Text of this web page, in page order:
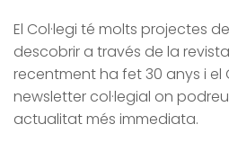
El Col·legi té molts projectes
descobrir a través de la
recentment ha fet 30 anys i el
newsletter col·legial on
actualitat més immediata.